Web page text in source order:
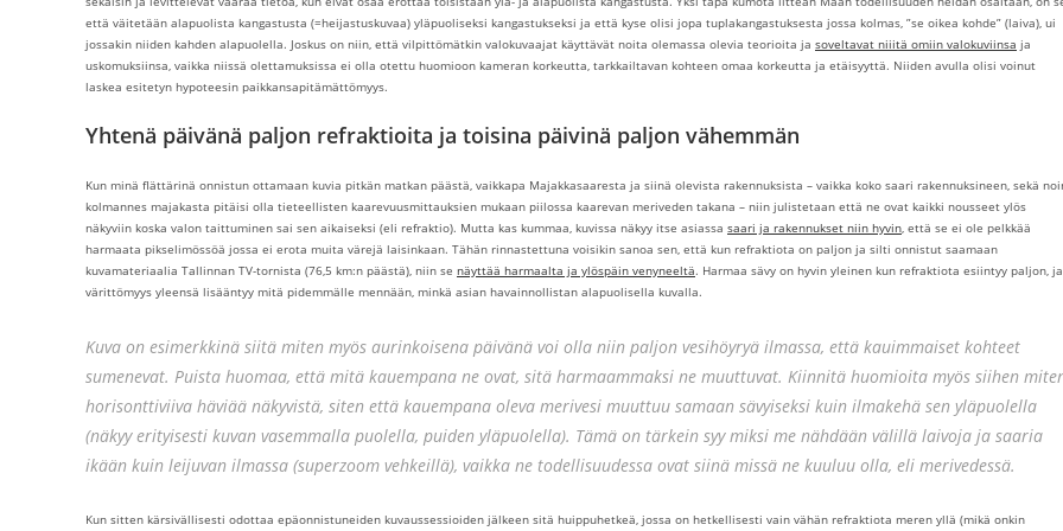
että väitetään alapuolista kangastusta (=heijastuskuvaa) yläpuoliseksi kangastukseksi ja että kyse olisi jopa tuplakangastuksesta jossa kolmas, ”se oikea kohde” (laiva), ui
jossakin niiden kahden alapuolella. Joskus on niin, että vilpittömätkin valokuvaajat käyttävät noita olemassa olevia teorioita ja soveltavat niiitä omiin valokuviinsa ja
uskomuksiinsa, vaikka niissä olettamuksissa ei olla otettu huomioon kameran korkeutta, tarkkailtavan kohteen omaa korkeutta ja etäisyyttä. Niiden avulla olisi voinut
laskea esitetyn hypoteesin paikkansapitämättömyys.
Yhtenä päivänä paljon refraktioita ja toisina päivinä paljon vähemmän
Kun minä flättärinä onnistun ottamaan kuvia pitkän matkan päästä, vaikkapa Majakkasaaresta ja siinä olevista rakennuksista – vaikka koko saari rakennuksineen, sekä
kolmannes majakasta pitäisi olla tieteellisten kaarevuusmittauksien mukaan piilossa kaarevan meriveden takana – niin julistetaan että ne ovat kaikki nousseet ylös
näkyviin koska valon taittuminen sai sen aikaiseksi (eli refraktio). Mutta kas kummaa, kuvissa näkyy itse asiassa saari ja rakennukset niin hyvin, että se ei ole pelkkää
harmaata pikselimössöä jossa ei erota muita värejä laisinkaan. Tähän rinnastettuna voisikin sanoa sen, että kun refraktiota on paljon ja silti onnistut saamaan
kuvamateriaalia Tallinnan TV-tornista (76,5 km:n päästä), niin se näyttää harmaalta ja ylöspäin venyneeltä. Harmaa sävy on hyvin yleinen kun refraktiota esiintyy paljon, ja
värittömyys yleensä lisääntyy mitä pidemmälle mennään, minkä asian havainnollistan alapuolisella kuvalla.
Kuva on esimerkkinä siitä miten myös aurinkoisena päivänä voi olla niin paljon vesihöyryä ilmassa, että kauimmaiset kohteet
sumenevat. Puista huomaa, että mitä kauempana ne ovat, sitä harmaammaksi ne muuttuvat. Kiinnitä huomioita myös siihen
horisonttiviiva häviää näkyvistä, siten että kauempana oleva merivesi muuttuu samaan sävyiseksi kuin ilmakehä sen yläpuolella
(näkyy erityisesti kuvan vasemmalla puolella, puiden yläpuolella). Tämä on tärkein syy miksi me nähdään välillä laivoja ja saaria
ikään kuin leijuvan ilmassa (superzoom vehkeillä), vaikka ne todellisuudessa ovat siinä missä ne kuuluu olla, eli merivedessä.
Kun sitten kärsivällisesti odottaa epäonnistuneiden kuvaussessioiden jälkeen sitä huippuhetkeä, jossa on hetkellisesti vain vähän refraktiota meren yllä (mikä onkin